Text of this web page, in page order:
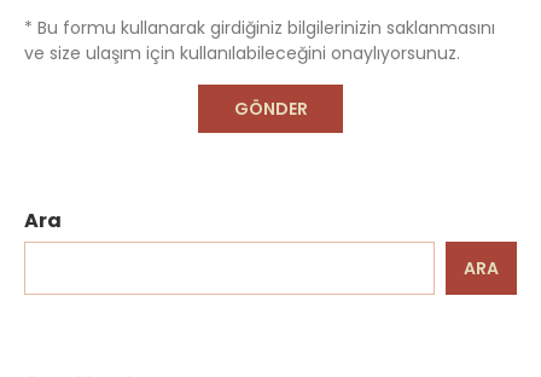
* Bu formu kullanarak girdiğiniz bilgilerinizin saklanmasını
ve size ulaşım için kullanılabileceğini onaylıyorsunuz.
Ara
ARA